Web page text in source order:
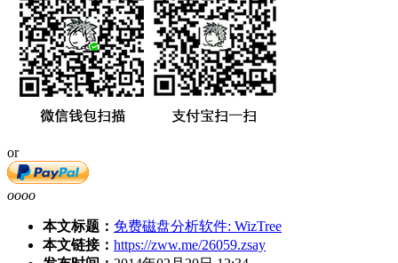
or
oooo
本文标题： 免费磁盘分析软件: WizTree
本文链接： https://zww.me/26059.zsay